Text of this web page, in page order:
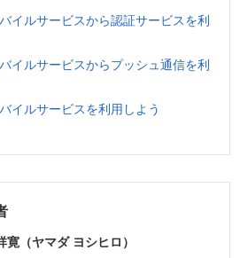
イルサービスから認証サービスを利
イルサービスからプッシュ通信を利
イルサービスを利用しよう
寛（ヤマダ ヨシヒロ）